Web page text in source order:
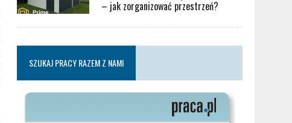
– jak zorganizować przestrzeń?
SZUKAJ PRACY RAZEM Z NAMI